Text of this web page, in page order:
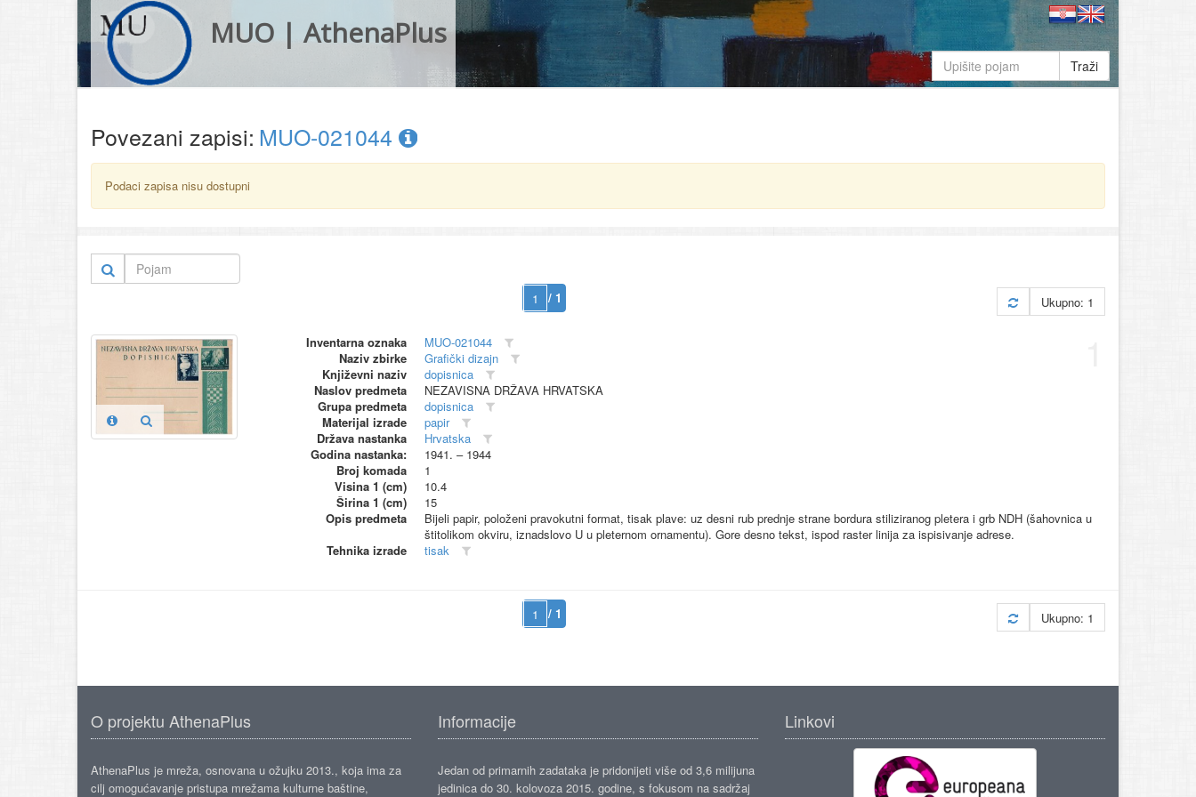
MUO | AthenaPlus
Traži
Povezani zapisi: MUO-021044
Podaci zapisa nisu dostupni
/ 1 Ukupno: 1
Inventarna oznaka
MUO-021044
Naziv zbirke
Grafički dizajn
Književni naziv
dopisnica
Naslov predmeta
NEZAVISNA DRŽAVA HRVATSKA
Grupa predmeta
dopisnica
Materijal izrade
papir
Država nastanka
Hrvatska
Godina nastanka:
1941. – 1944
Broj komada
1
Visina 1 (cm)
10.4
Širina 1 (cm)
15
Opis predmeta
Bijeli papir, položeni pravokutni format, tisak plave: uz desni rub prednje strane bordura stiliziranog pletera i grb NDH (šahovnica u
štitolikom okviru, iznadslovo U u pleternom ornamentu). Gore desno tekst, ispod raster linija za ispisivanje adrese.
Tehnika izrade
tisak
/ 1 Ukupno: 1
O projektu AthenaPlus
AthenaPlus je mreža, osnovana u ožujku 2013., koja ima za
cilj omogućavanje pristupa mrežama kulturne baštine,
Informacije
Jedan od primarnih zadataka je pridonijeti više od 3,6 milijuna
jedinica do 30. kolovoza 2015. godine, s fokusom na sadržaj
Linkovi